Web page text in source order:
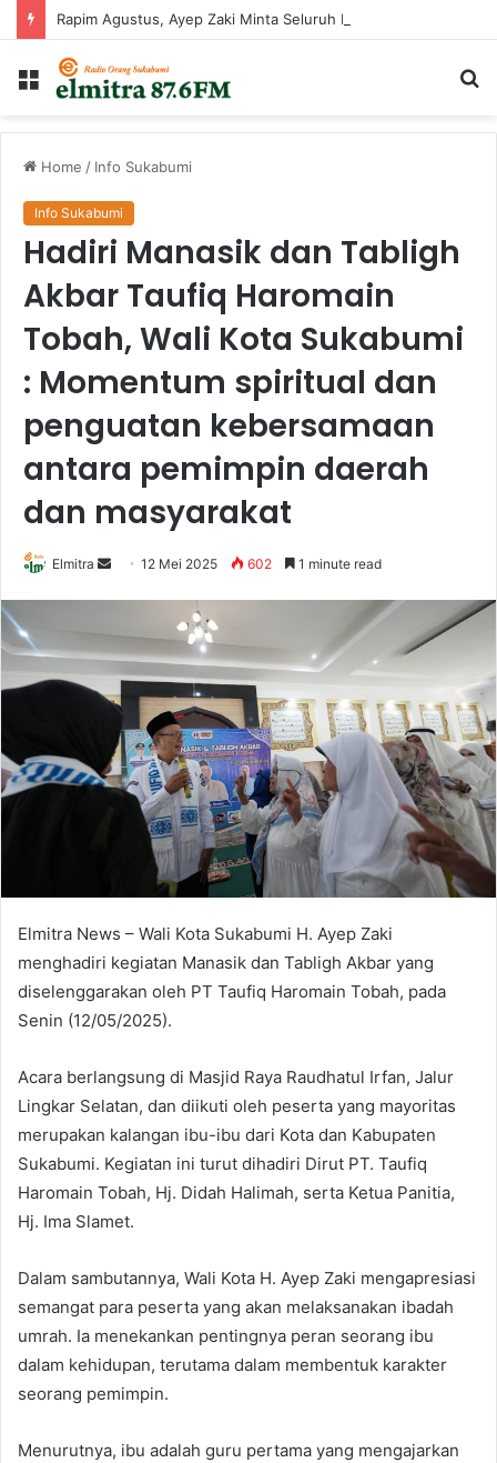
Menu
Home / Info Sukabumi
Info Sukabumi
Hadiri Manasik dan Tabligh
Akbar Taufiq Haromain
Tobah, Wali Kota Sukabumi
: Momentum spiritual dan
penguatan kebersamaan
antara pemimpin daerah
dan masyarakat
Elmitra
Send12 Mei 2025 602 1 minute read
Elmitra News – Wali Kota Sukabumi H. Ayep Zaki
menghadiri kegiatan Manasik dan Tabligh Akbar yang
diselenggarakan oleh PT Taufiq Haromain Tobah, pada
Senin (12/05/2025).
Acara berlangsung di Masjid Raya Raudhatul Irfan, Jalur
Lingkar Selatan, dan diikuti oleh peserta yang mayoritas
merupakan kalangan ibu-ibu dari Kota dan Kabupaten
Sukabumi. Kegiatan ini turut dihadiri Dirut PT. Taufiq
Haromain Tobah, Hj. Didah Halimah, serta Ketua Panitia,
Hj. Ima Slamet.
Dalam sambutannya, Wali Kota H. Ayep Zaki mengapresiasi
semangat para peserta yang akan melaksanakan ibadah
umrah. Ia menekankan pentingnya peran seorang ibu
dalam kehidupan, terutama dalam membentuk karakter
seorang pemimpin.
Menurutnya, ibu adalah guru pertama yang mengajarkan